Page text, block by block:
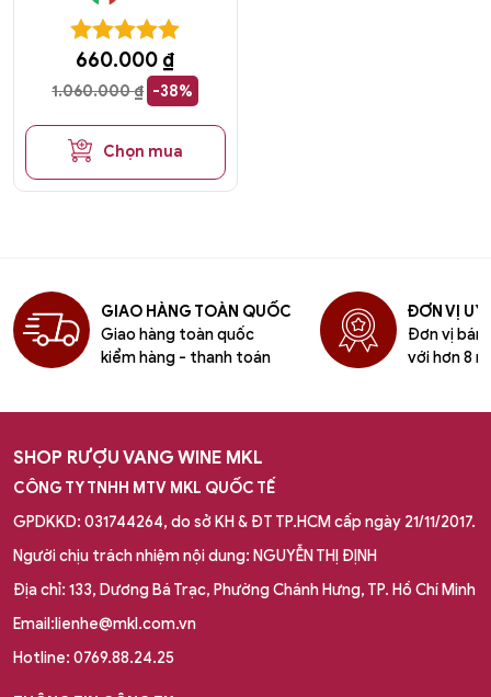
1.060.000₫ -38%
660.000 ₫
Chọn mua
GIAO HÀNG TOÀN QUỐC
Giao hàng toàn quốc
kiểm hàng - thanh toán
ĐƠN VỊ UY
Đơn vị bán
với hơn 8
SHOP RƯỢU VANG WINE MKL
CÔNG TY TNHH MTV MKL QUỐC TẾ
GPDKKD: 031744264, do sở KH & ĐT TP.HCM cấp ngày 21/11/2017.
Người chịu trách nhiệm nội dung: NGUYỄN THỊ ĐỊNH
Địa chỉ: 133, Dương Bá Trạc, Phường Chánh Hưng, TP. Hồ Chí Minh
Email:lienhe@mkl.com.vn
Hotline: 0769.88.24.25